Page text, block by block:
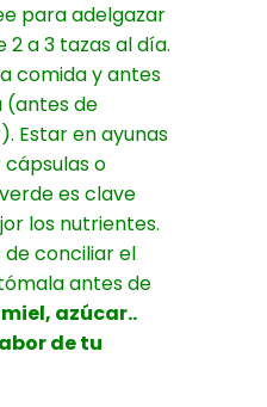
para adelgazar
2 a 3 tazas al día.
comida y antes
(antes de
). Estar en ayunas
o
es clave
los nutrientes.
conciliar el
antes de
azúcar..
de tu